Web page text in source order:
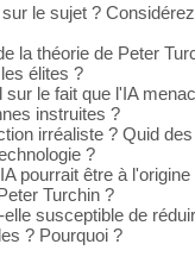
le sujet ?
la théorie de Peter
élites ?
le fait que l'IA
instruites ?
irréaliste ? Quid
?
pourrait être à
Turchin ?
susceptible de
? Pourquoi ?